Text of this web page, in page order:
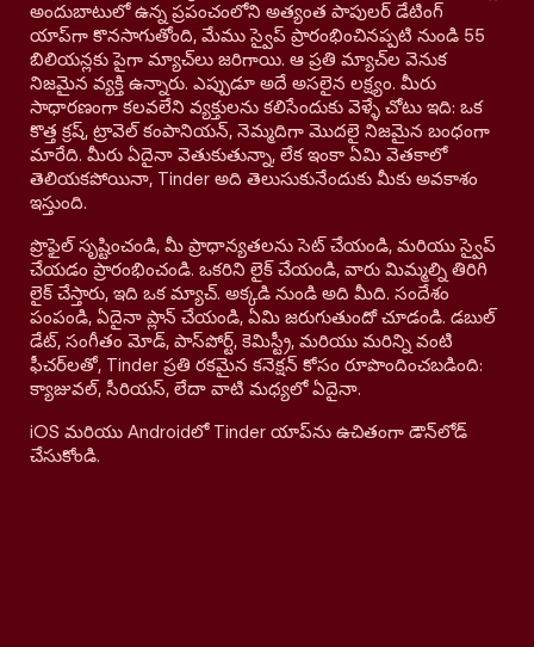
అందుబాటులో ఉన్న ప్రపంచంలోని అత్యంత పాపులర్ డేటింగ్
యాప్‌గా కొనసాగుతోంది, మేము స్వైప్ ప్రారంభించినప్పటి నుండి 55
బిలియన్లకు పైగా మ్యాచ్‌లు జరిగాయి. ఆ ప్రతి మ్యాచ్‌ల వెనుక
నిజమైన వ్యక్తి ఉన్నారు. ఎప్పుడూ అదే అసలైన లక్ష్యం. మీరు
సాధారణంగా కలవలేని వ్యక్తులను కలిసేందుకు వెళ్ళే చోటు ఇది: ఒక
కొత్త క్రష్, ట్రావెల్ కంపానియన్, నెమ్మదిగా మొదలై నిజమైన బంధంగా
మారేది. మీరు ఏదైనా వెతుకుతున్నా, లేక ఇంకా ఏమి వెతకాలో
తెలియకపోయినా, Tinder అది తెలుసుకునేందుకు మీకు అవకాశం
ఇస్తుంది.
ప్రొఫైల్ సృష్టించండి, మీ ప్రాధాన్యతలను సెట్ చేయండి, మరియు స్వైప్
చేయడం ప్రారంభించండి. ఒకరిని లైక్ చేయండి, వారు మిమ్మల్ని తిరిగి
లైక్ చేస్తారు, ఇది ఒక మ్యాచ్. అక్కడి నుండి అది మీది. సందేశం
పంపండి, ఏదైనా ప్లాన్ చేయండి, ఏమి జరుగుతుందో చూడండి. డబుల్
డేట్, సంగీతం మోడ్, పాస్‌పోర్ట్, కెమిస్ట్రీ, మరియు మరిన్ని వంటి
ఫీచర్‌లతో, Tinder ప్రతి రకమైన కనెక్షన్ కోసం రూపొందించబడింది:
క్యాజువల్, సీరియస్, లేదా వాటి మధ్యలో ఏదైనా.
iOS మరియు Androidలో Tinder యాప్‌ను ఉచితంగా డౌన్‌లోడ్
చేసుకోండి.